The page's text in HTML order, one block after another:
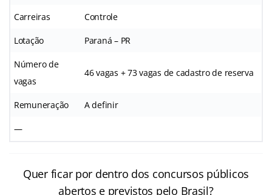
Carreiras Controle
Lotação Paraná – PR
Número de
vagas
46 vagas + 73 vagas de cadastro de reserva
Remuneração A definir
—
Quer ficar por dentro dos concursos públicos
abertos e previstos pelo Brasil?